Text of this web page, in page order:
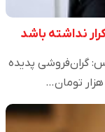
نداشته باشد
گران‌فروشی پدیده